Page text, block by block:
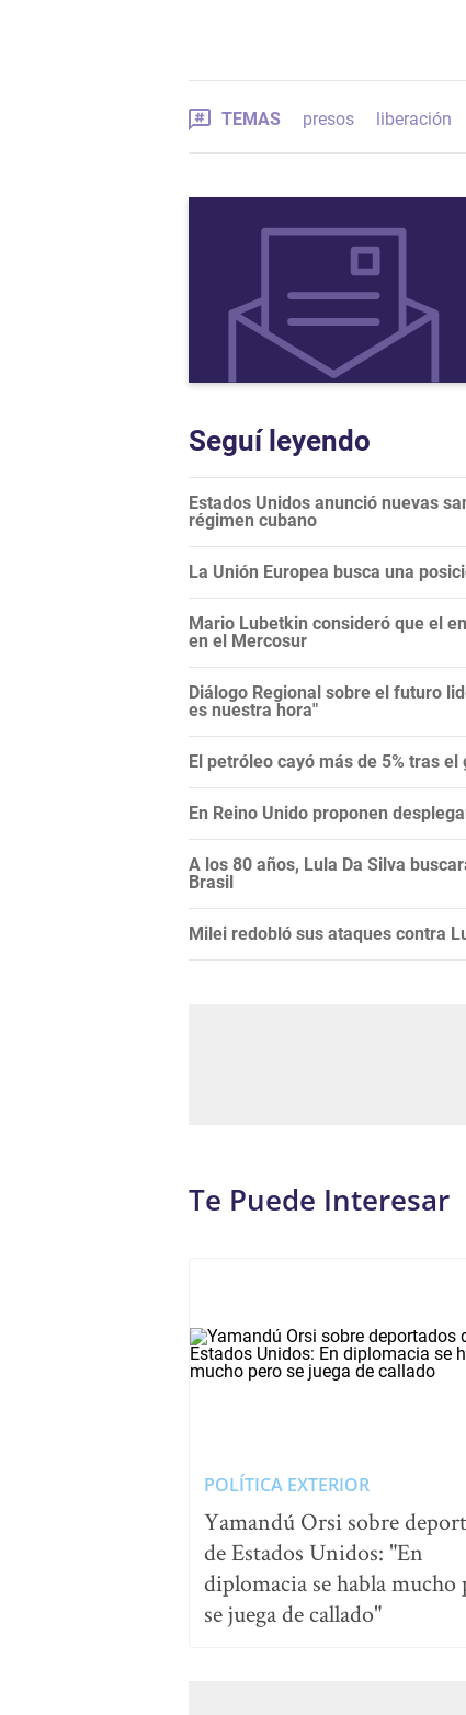
TEMAS presos liberación
Seguí leyendo
Estados Unidos anunció nuevas
régimen cubano
La Unión Europea busca una
Mario Lubetkin consideró que el
en el Mercosur
Diálogo Regional sobre el futuro
es nuestra hora"
El petróleo cayó más de 5% tras
En Reino Unido proponen
A los 80 años, Lula Da Silva
Brasil
Milei redobló sus ataques contra
Te Puede Interesar
POLÍTICA EXTERIOR
Yamandú Orsi sobre
de Estados Unidos: "En
diplomacia se habla mucho
se juega de callado"